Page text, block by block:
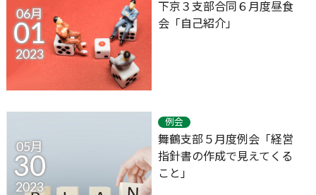
06月
01
2023
下京３支部合同６月度昼食
会「自己紹介」
05月
30
2023
例会
舞鶴支部５月度例会「経営
指針書の作成で見えてくる
こと」